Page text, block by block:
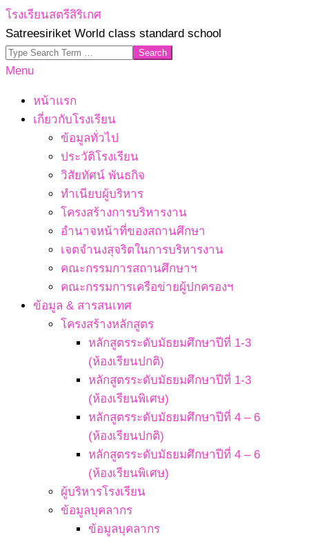
Skip
to
content
โรงเรียนสตรีสิริเกศ
Satreesiriket World class standard school
Search
Primary
Menu
Menu
หน้าแรก
เกี่ยวกับโรงเรียน
ข้อมูลทั่วไป
ประวัติโรงเรียน
วิสัยทัศน์ พันธกิจ
ทำเนียบผู้บริหาร
โครงสร้างการบริหารงาน
อำนาจหน้าที่ของสถานศึกษา
เจตจํานงสุจริตในการบริหารงาน
คณะกรรมการสถานศึกษาฯ
คณะกรรมการเครือข่ายผู้ปกครองฯ
ข้อมูล & สารสนเทศ
โครงสร้างหลักสูตร
หลักสูตรระดับมัธยมศึกษาปีที่ 1-3
(ห้องเรียนปกติ)
หลักสูตรระดับมัธยมศึกษาปีที่ 1-3
(ห้องเรียนพิเศษ)
หลักสูตรระดับมัธยมศึกษาปีที่ 4 – 6
(ห้องเรียนปกติ)
หลักสูตรระดับมัธยมศึกษาปีที่ 4 – 6
(ห้องเรียนพิเศษ)
ผู้บริหารโรงเรียน
ข้อมูลบุคลากร
ข้อมูลบุคลากร